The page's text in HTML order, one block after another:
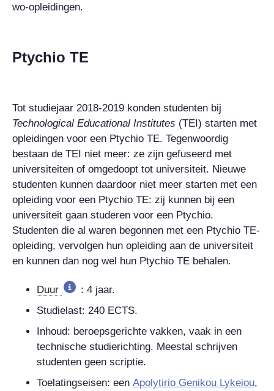
wo-opleidingen.
Ptychio TE
Tot studiejaar 2018-2019 konden studenten bij
Technological Educational Institutes (TEI) starten met
opleidingen voor een Ptychio TE. Tegenwoordig
bestaan de TEI niet meer: ze zijn gefuseerd met
universiteiten of omgedoopt tot universiteit. Nieuwe
studenten kunnen daardoor niet meer starten met een
opleiding voor een Ptychio TE: zij kunnen bij een
universiteit gaan studeren voor een Ptychio.
Studenten die al waren begonnen met een Ptychio TE-
opleiding, vervolgen hun opleiding aan de universiteit
en kunnen dan nog wel hun Ptychio TE behalen.
Duur
: 4 jaar.
Studielast: 240 ECTS.
Inhoud: beroepsgerichte vakken, vaak in een
technische studierichting. Meestal schrijven
studenten geen scriptie.
Toelatingseisen: een Apolytirio Genikou Lykeiou,